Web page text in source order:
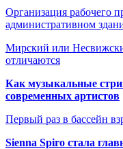
Организация рабочего
административном
Мирский или
отличаются
Как музыкальные
современных артистов
Первый раз в бассейн
Sienna Spiro стала